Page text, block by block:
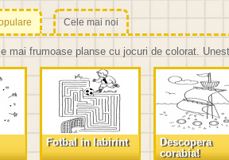
Cele mai noi
mai frumoase planse cu jocuri de colorat.
Fotbal in labirint
Descopera
corabia!